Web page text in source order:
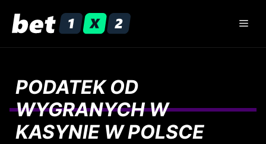
treści
PODATEK OD
WYGRANYCH W
KASYNIE W POLSCE